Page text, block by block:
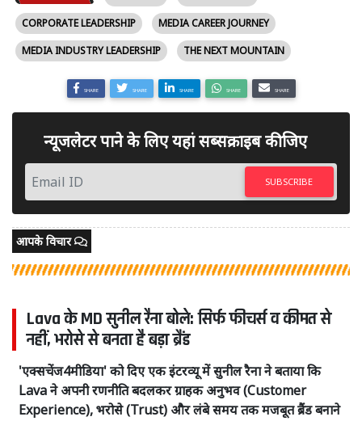
CORPORATE LEADERSHIP
MEDIA CAREER JOURNEY
MEDIA INDUSTRY LEADERSHIP
THE NEXT MOUNTAIN
SHARE SHARE SHARE SHARE SHARE
न्यूजलेटर पाने के लिए यहां सब्सक्राइब कीजिए
SUBSCRIBE
आपके विचार
Lava के MD सुनील रैना बोले: सिर्फ फीचर्स व कीमत से
नहीं, भरोसे से बनता है बड़ा ब्रैंड
'एक्सचेंज4मीडिया' को दिए एक इंटरव्यू में सुनील रैना ने बताया कि
Lava ने अपनी रणनीति बदलकर ग्राहक अनुभव (Customer
Experience), भरोसे (Trust) और लंबे समय तक मजबूत ब्रैंड बनाने